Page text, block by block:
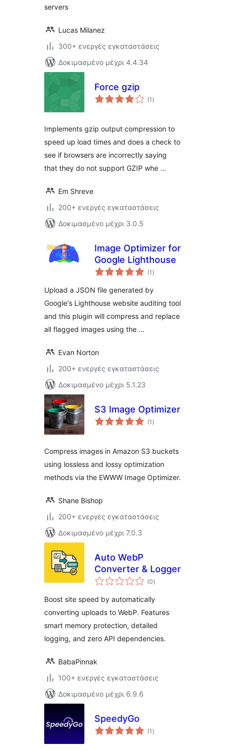
servers
Lucas Milanez
300+ ενεργές εγκαταστάσεις
Δοκιμασμένο μέχρι 4.4.34
Force gzip
(1 αξιολογήσεις
σύνολο
)
Implements gzip output compression to
speed up load times and does a check to
see if browsers are incorrectly saying
that they do not support GZIP whe …
Em Shreve
200+ ενεργές εγκαταστάσεις
Δοκιμασμένο μέχρι 3.0.5
Image Optimizer for
Google Lighthouse
(1 αξιολογήσεις
σύνολο
)
Upload a JSON file generated by
Google's Lighthouse website auditing tool
and this plugin will compress and replace
all flagged images using the …
Evan Norton
200+ ενεργές εγκαταστάσεις
Δοκιμασμένο μέχρι 5.1.23
S3 Image Optimizer
(1 αξιολογήσεις
σύνολο
)
Compress images in Amazon S3 buckets
using lossless and lossy optimization
methods via the EWWW Image Optimizer.
Shane Bishop
200+ ενεργές εγκαταστάσεις
Δοκιμασμένο μέχρι 7.0.3
Auto WebP
Converter & Logger
(0αξιολογήσεις
σύνολο
)
Boost site speed by automatically
converting uploads to WebP. Features
smart memory protection, detailed
logging, and zero API dependencies.
BabaPinnak
100+ ενεργές εγκαταστάσεις
Δοκιμασμένο μέχρι 6.9.6
SpeedyGo
(1 αξιολογήσεις
σύνολο
)